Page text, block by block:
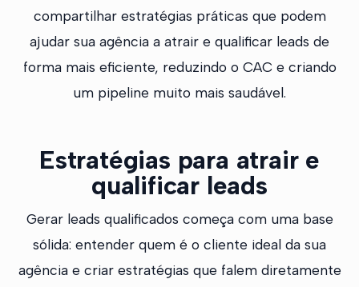
compartilhar estratégias práticas que podem
ajudar sua agência a atrair e qualificar leads de
forma mais eficiente, reduzindo o CAC e criando
um pipeline muito mais saudável.
Estratégias para atrair e
qualificar leads
Gerar leads qualificados começa com uma base
sólida: entender quem é o cliente ideal da sua
agência e criar estratégias que falem diretamente